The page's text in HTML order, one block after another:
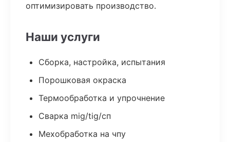
оптимизировать производство.
Наши услуги
Сборка, настройка, испытания
Порошковая окраска
Термообработка и упрочнение
Сварка mig/tig/сп
Мехобработка на чпу